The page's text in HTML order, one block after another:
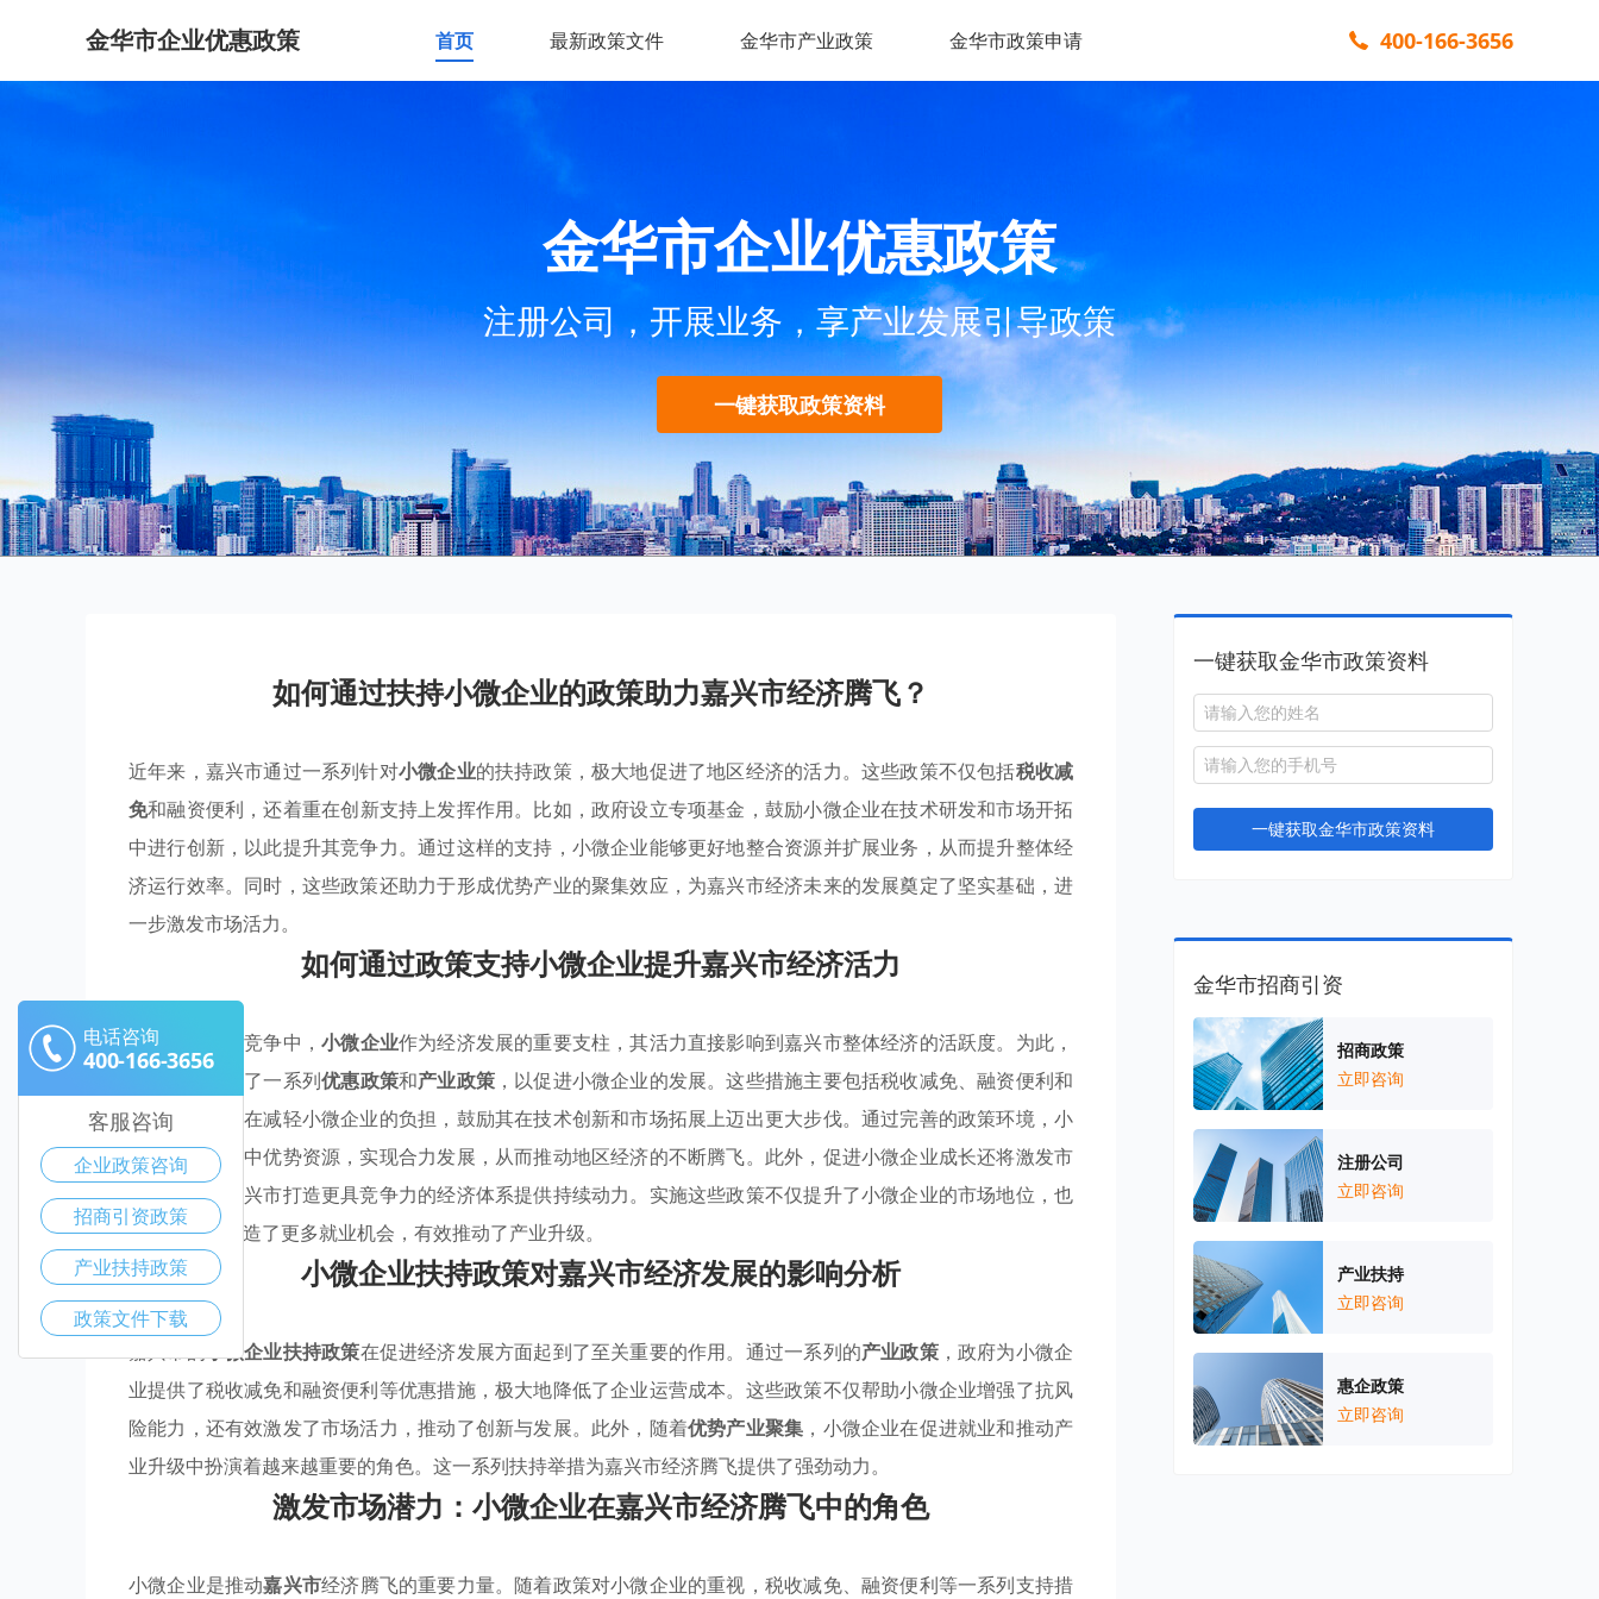
金华市企业优惠政策 首页 最新政策文件 金华市产业政策 金华市政策申请 400-166-3656
金华市企业优惠政策
注册公司，开展业务，享产业发展引导政策
一键获取政策资料
如何通过扶持小微企业的政策助力嘉兴市经济腾飞？
近年来，嘉兴市通过一系列针对小微企业的扶持政策，极大地促进了地区经济的活力。这些政策不仅包括税收减
免和融资便利，还着重在创新支持上发挥作用。比如，政府设立专项基金，鼓励小微企业在技术研发和市场开拓
中进行创新，以此提升其竞争力。通过这样的支持，小微企业能够更好地整合资源并扩展业务，从而提升整体经
济运行效率。同时，这些政策还助力于形成优势产业的聚集效应，为嘉兴市经济未来的发展奠定了坚实基础，进
一步激发市场活力。
如何通过政策支持小微企业提升嘉兴市经济活力
在激烈的市场竞争中，小微企业作为经济发展的重要支柱，其活力直接影响到嘉兴市整体经济的活跃度。为此，
政府相继推出了一系列优惠政策和产业政策 ，以促进小微企业的发展。这些措施主要包括税收减免、融资便利和
创新支持，旨在减轻小微企业的负担，鼓励其在技术创新和市场拓展上迈出更大步伐。通过完善的政策环境，小
微企业得以集中优势资源，实现合力发展，从而推动地区经济的不断腾飞。此外，促进小微企业成长还将激发市
场潜力，为嘉兴市打造更具竞争力的经济体系提供持续动力。实施这些政策不仅提升了小微企业的市场地位，也
为整个社会创造了更多就业机会，有效推动了产业升级。
小微企业扶持政策对嘉兴市经济发展的影响分析
嘉兴市的小微企业扶持政策在促进经济发展方面起到了至关重要的作用。通过一系列的产业政策，政府为小微企
业提供了税收减免和融资便利等优惠措施，极大地降低了企业运营成本。这些政策不仅帮助小微企业增强了抗风
险能力，还有效激发了市场活力，推动了创新与发展。此外，随着优势产业聚集 ，小微企业在促进就业和推动产
业升级中扮演着越来越重要的角色。这一系列扶持举措为嘉兴市经济腾飞提供了强劲动力。
激发市场潜力：小微企业在嘉兴市经济腾飞中的角色
小微企业是推动嘉兴市经济腾飞的重要力量。随着政策对小微企业的重视，税收减免、融资便利等一系列支持措
一键获取金华市政策资料
一键获取金华市政策资料
金华市招商引资
招商政策
立即咨询
注册公司
立即咨询
产业扶持
立即咨询
惠企政策
立即咨询
电话咨询
400-166-3656
客服咨询
企业政策咨询
招商引资政策
产业扶持政策
政策文件下载